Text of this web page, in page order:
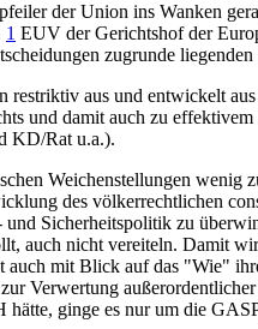
der Union ins Wanken
1 EUV der Gerichtshof der
zugrunde
restriktiv aus und entwickelt
und damit auch zu
KD/Rat u.a.).
Weichenstellungen wenig
des völkerrechtlichen
Sicherheitspolitik zu
auch nicht vereiteln. Damit
mit Blick auf das "Wie"
Verwertung
ginge es nur um die